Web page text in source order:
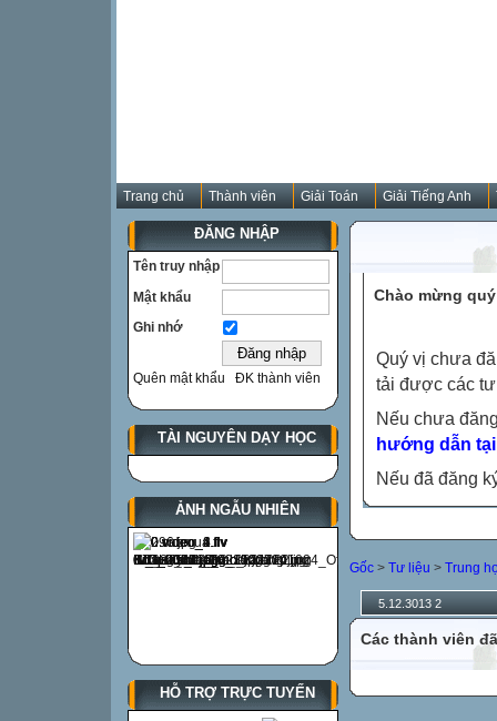
Trang chủ Thành viên Giải Toán Giải Tiếng Anh
ĐĂNG NHẬP
Tên truy nhập
Mật khẩu
Ghi nhớ
Quên mật khẩu ĐK thành viên
TÀI NGUYÊN DẠY HỌC
ẢNH NGẪU NHIÊN
HỖ TRỢ TRỰC TUYẾN
Chào mừng
Quý vị chưa
tải được các
Nếu chưa
hướng dẫn
Nếu đã đăng
Gốc > Tư liệu > Trung
5.12.3013 2
Các thành viên